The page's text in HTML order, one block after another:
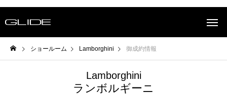
ショールーム Lamborghini 御成約情報
Lamborghini
ランボルギーニ